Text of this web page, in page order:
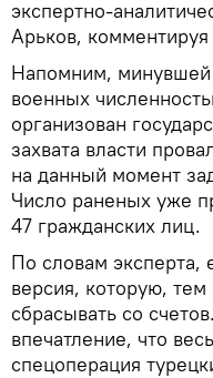
экспертно-
Арьков,
Напомним, минувшей
военных
организован
захвата власти
на данный момент
Число раненых уже
47 гражданских лиц.
По словам эксперта,
версия, которую,
сбрасывать со
впечатление, что
спецоперация